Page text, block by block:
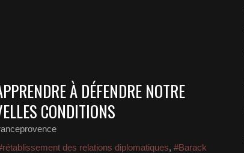
À DÉFENDRE NOTRE
CONDITIONS
des relations diplomatiques, #Barack